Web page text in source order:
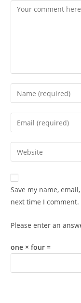
Comment
Enter
your
name
comment
Enter
your
email
address
comment
Enter
your
website
URL
(optional)
Save my name,
next time I comment.
Please enter an
one × four =